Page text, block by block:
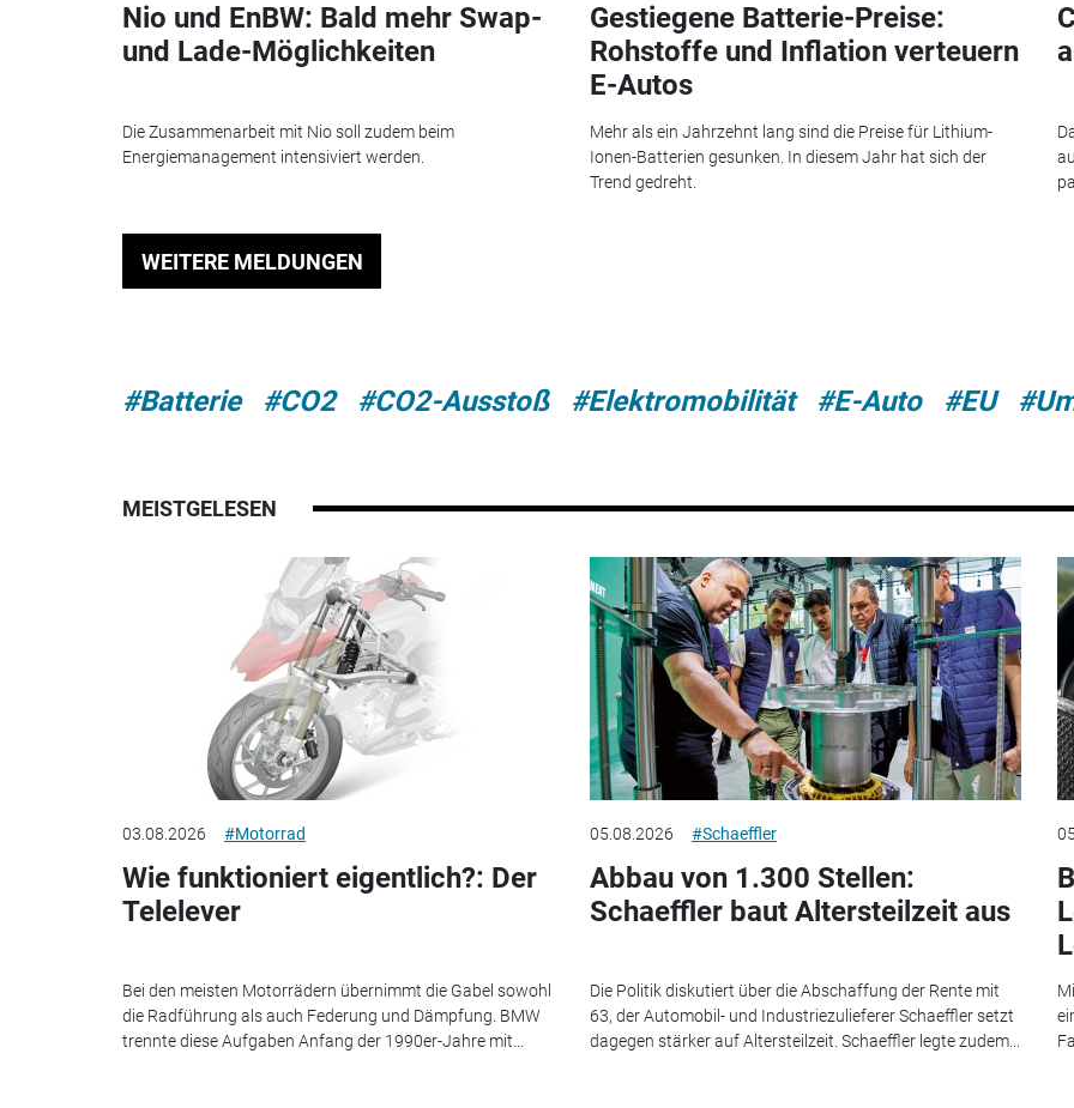
Nio und EnBW: Bald mehr Swap-
und Lade-Möglichkeiten
Die Zusammenarbeit mit Nio soll zudem beim
Energiemanagement intensiviert werden.
Gestiegene Batterie-Preise:
Rohstoffe und Inflation verteuern
E-Autos
Mehr als ein Jahrzehnt lang sind die Preise für Lithium-
Ionen-Batterien gesunken. In diesem Jahr hat sich der
Trend gedreht.
WEITERE MELDUNGEN
#Batterie #CO2 #CO2-Ausstoß #Elektromobilität #E-Auto #EU
MEISTGELESEN
03.08.2026 #Motorrad
Wie funktioniert eigentlich?: Der
Telelever
Bei den meisten Motorrädern übernimmt die Gabel sowohl
die Radführung als auch Federung und Dämpfung. BMW
trennte diese Aufgaben Anfang der 1990er-Jahre mit...
05.08.2026 #Schaeffler
Abbau von 1.300 Stellen:
Schaeffler baut Altersteilzeit aus
Die Politik diskutiert über die Abschaffung der Rente mit
63, der Automobil- und Industriezulieferer Schaeffler setzt
dagegen stärker auf Altersteilzeit. Schaeffler legte zudem...